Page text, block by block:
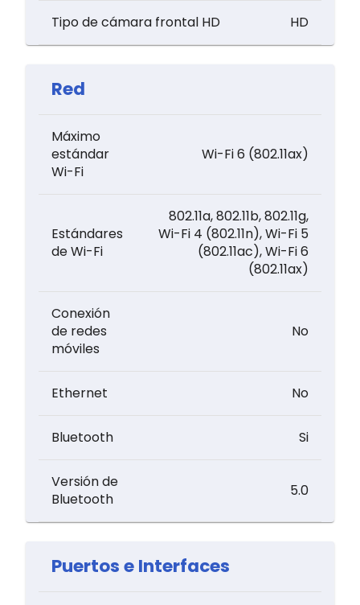
Tipo de cámara frontal HD HD
Red
Máximo
estándar
Wi-Fi
Wi-Fi 6 (802.11ax)
Estándares
de Wi-Fi
802.11a, 802.11b, 802.11g,
Wi-Fi 4 (802.11n), Wi-Fi 5
(802.11ac), Wi-Fi 6
(802.11ax)
Conexión
de redes
móviles
No
Ethernet No
Bluetooth Si
Versión de
Bluetooth
5.0
Puertos e Interfaces